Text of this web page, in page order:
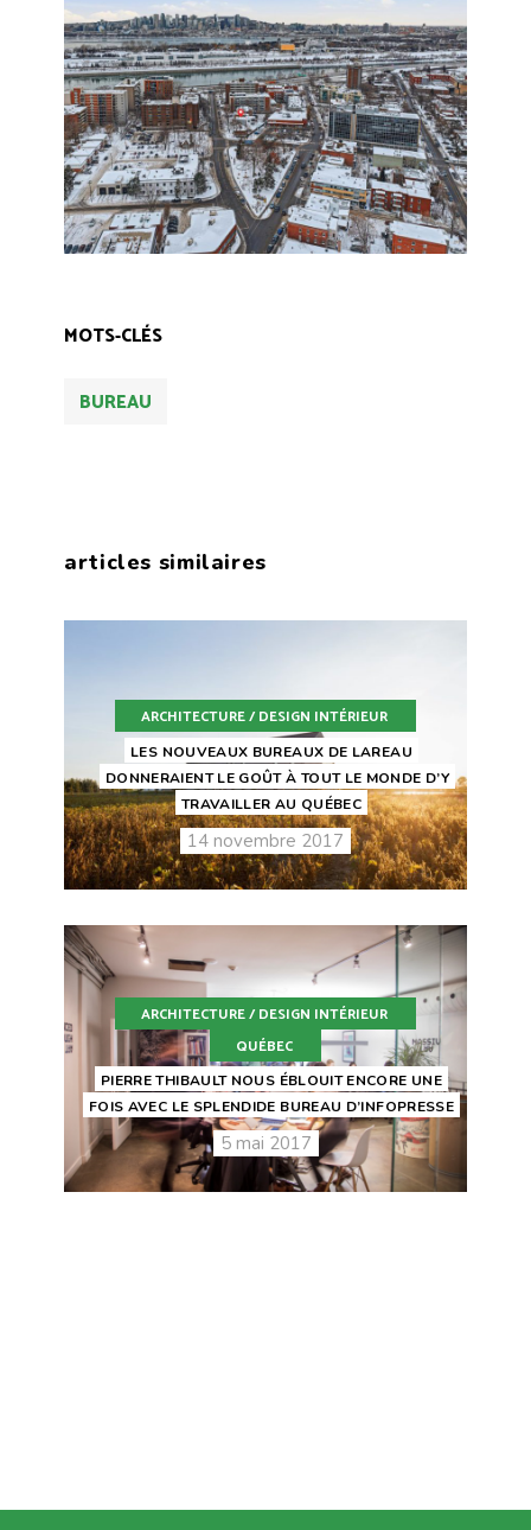
MOTS-CLÉS
BUREAU
articles similaires
ARCHITECTURE / DESIGN INTÉRIEUR
LES NOUVEAUX BUREAUX DE LAREAU
DONNERAIENT LE GOÛT À TOUT LE MONDE D’Y
TRAVAILLER AU QUÉBEC
14 novembre 2017
ARCHITECTURE / DESIGN INTÉRIEUR
QUÉBEC
PIERRE THIBAULT NOUS ÉBLOUIT ENCORE UNE
FOIS AVEC LE SPLENDIDE BUREAU D’INFOPRESSE
5 mai 2017